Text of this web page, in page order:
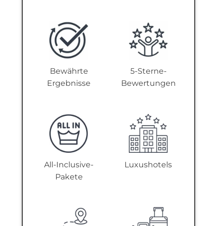
Bewährte
Ergebnisse
5-Sterne-
Bewertungen
All-Inclusive-
Pakete
Luxushotels